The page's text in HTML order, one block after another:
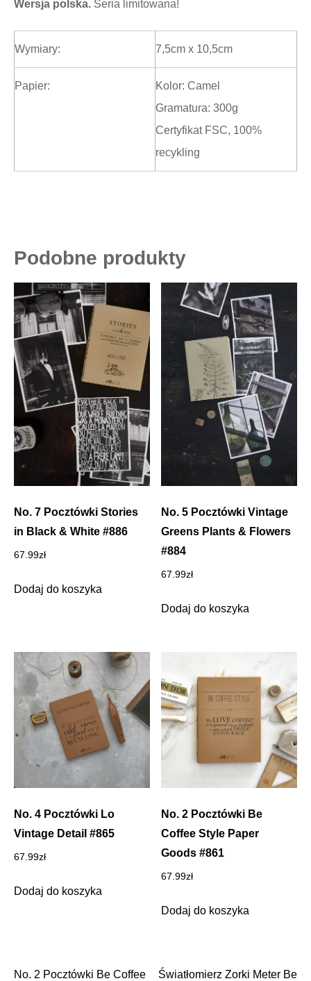
Wersja polska. Seria limitowana!
Wymiary: 7,5cm x 10,5cm
Papier:
Kolor: Camel
Gramatura: 300g
Certyfikat FSC, 100%
recykling
Podobne produkty
No. 7 Pocztówki Stories
in Black & White #886
67.99zł
Dodaj do koszyka
No. 5 Pocztówki Vintage
Greens Plants & Flowers
#884
67.99zł
Dodaj do koszyka
No. 4 Pocztówki Lo
Vintage Detail #865
67.99zł
Dodaj do koszyka
No. 2 Pocztówki Be
Coffee Style Paper
Goods #861
67.99zł
Dodaj do koszyka
No. 2 Pocztówki Be Coffee
Światłomierz Zorki Meter Be